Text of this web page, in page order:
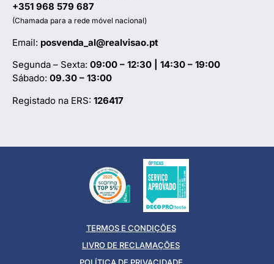
+351 968 579 687
(Chamada para a rede móvel nacional)
Email: posvenda_al@realvisao.pt
Segunda – Sexta: 09:00 – 12:30 | 14:30 – 19:00
Sábado: 09.30 – 13:00
Registado na ERS: 126417
TERMOS E CONDIÇÕES
LIVRO DE RECLAMAÇÕES
POLÍTICA DE PRIVACIDADE